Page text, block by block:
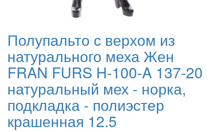
Полупальто с верхом из
натурального меха Жен
FRAN FURS H-100-A 137-20
натуральный мех - норка,
подкладка - полиэстер
крашенная 12.5